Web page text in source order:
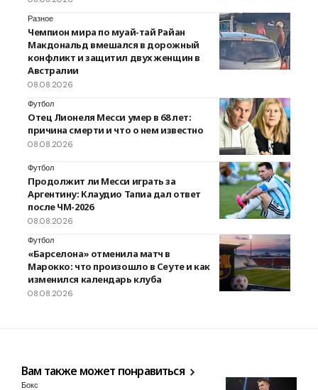
Разное
Чемпион мира по муай-тай Райан
Макдональд вмешался в дорожный
конфликт и защитил двух женщин в
Австралии
08.08.2026
Футбол
Отец Лионеля Месси умер в 68 лет:
причина смерти и что о нем известно
08.08.2026
Футбол
Продолжит ли Месси играть за
Аргентину: Клаудио Тапиа дал ответ
после ЧМ-2026
08.08.2026
Футбол
«Барселона» отменила матч в
Марокко: что произошло в Сеуте и как
изменился календарь клуба
08.08.2026
Вам также может понравиться
Бокс